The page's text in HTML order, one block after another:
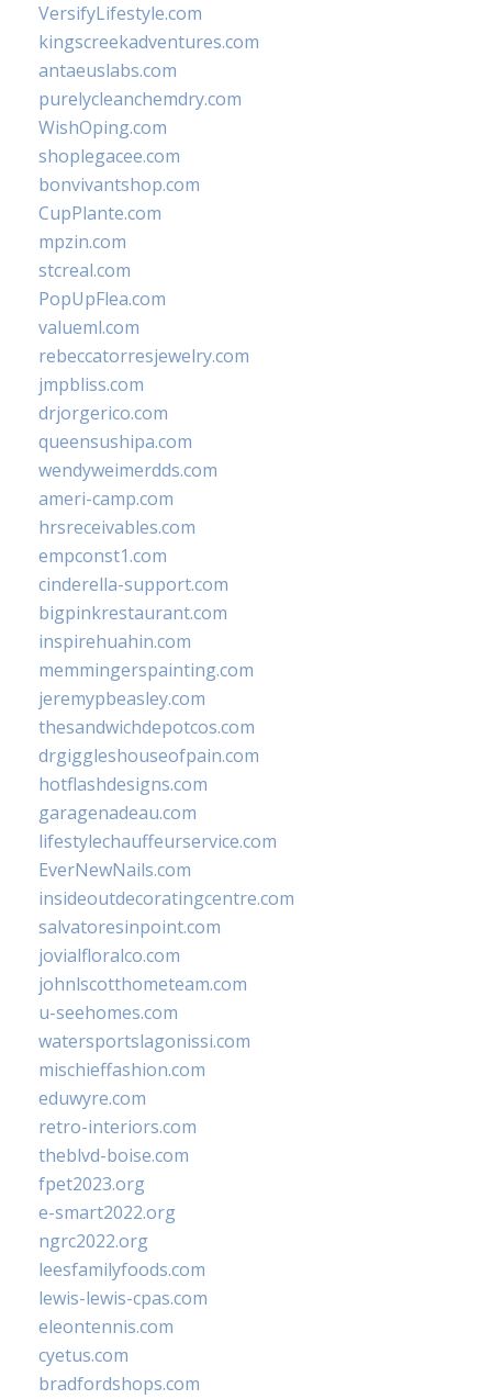
VersifyLifestyle.com
kingscreekadventures.com
antaeuslabs.com
purelycleanchemdry.com
WishOping.com
shoplegacee.com
bonvivantshop.com
CupPlante.com
mpzin.com
stcreal.com
PopUpFlea.com
valueml.com
rebeccatorresjewelry.com
jmpbliss.com
drjorgerico.com
queensushipa.com
wendyweimerdds.com
ameri-camp.com
hrsreceivables.com
empconst1.com
cinderella-support.com
bigpinkrestaurant.com
inspirehuahin.com
memmingerspainting.com
jeremypbeasley.com
thesandwichdepotcos.com
drgiggleshouseofpain.com
hotflashdesigns.com
garagenadeau.com
lifestylechauffeurservice.com
EverNewNails.com
insideoutdecoratingcentre.com
salvatoresinpoint.com
jovialfloralco.com
johnlscotthometeam.com
u-seehomes.com
watersportslagonissi.com
mischieffashion.com
eduwyre.com
retro-interiors.com
theblvd-boise.com
fpet2023.org
e-smart2022.org
ngrc2022.org
leesfamilyfoods.com
lewis-lewis-cpas.com
eleontennis.com
cyetus.com
bradfordshops.com